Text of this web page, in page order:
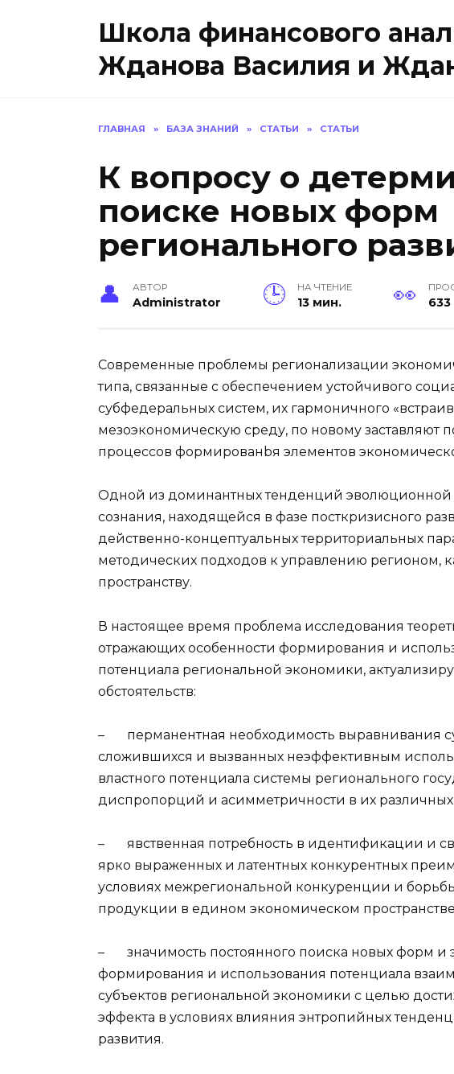
Школа финансового
Жданова Василия и
ГЛАВНАЯ » БАЗА ЗНАНИЙ » СТАТЬИ » СТАТЬИ
К вопросу о
поиске новых форм
регионального
АВТОР
Administrator
НА ЧТЕНИЕ
13 мин. 633
Современные проблемы регионализации
типа, связанные с обеспечением устойчивого
субфедеральных систем, их гармоничного
мезоэкономическую среду, по новому заставляют
процессов формированbя элементов
Одной из доминантных тенденций
сознания, находящейся в фазе посткризисного
действенно-концептуальных территориальных
методических подходов к управлению регионом,
пространству.
В настоящее время проблема исследования
отражающих особенности формирования и
потенциала региональной экономики,
обстоятельств:
– перманентная необходимость выравнивания
сложившихся и вызванных неэффективным
властного потенциала системы регионального
диспропорций и асимметричности в их
– явственная потребность в идентификации и
ярко выраженных и латентных конкурентных
условиях межрегиональной конкуренции и
продукции в едином экономическом
– значимость постоянного поиска новых форм и
формирования и использования потенциала
субъектов региональной экономики с целью
эффекта в условиях влияния энтропийных
развития.